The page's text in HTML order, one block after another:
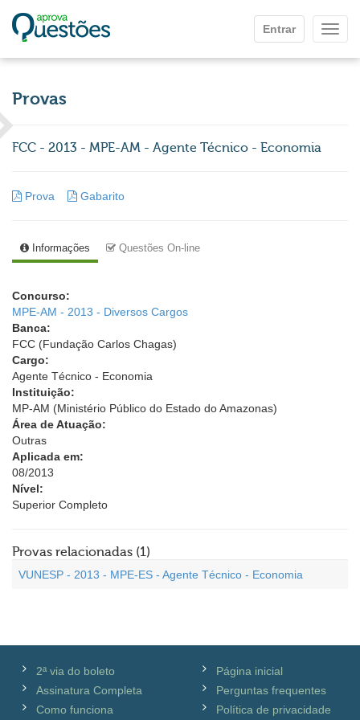
Entrar
Provas
FCC - 2013 - MPE-AM - Agente Técnico - Economia
Prova Gabarito
Informações Questões On-line
Concurso:
MPE-AM - 2013 - Diversos Cargos
Banca:
FCC (Fundação Carlos Chagas)
Cargo:
Agente Técnico - Economia
Instituição:
MP-AM (Ministério Público do Estado do Amazonas)
Área de Atuação:
Outras
Aplicada em:
08/2013
Nível:
Superior Completo
Provas relacionadas (1)
VUNESP - 2013 - MPE-ES - Agente Técnico - Economia
2ª via do boleto
Assinatura Completa
Como funciona
Página inicial
Perguntas frequentes
Política de privacidade